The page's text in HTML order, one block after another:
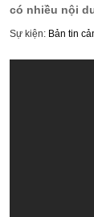
có nhiều nội
Sự kiện: Bản tin